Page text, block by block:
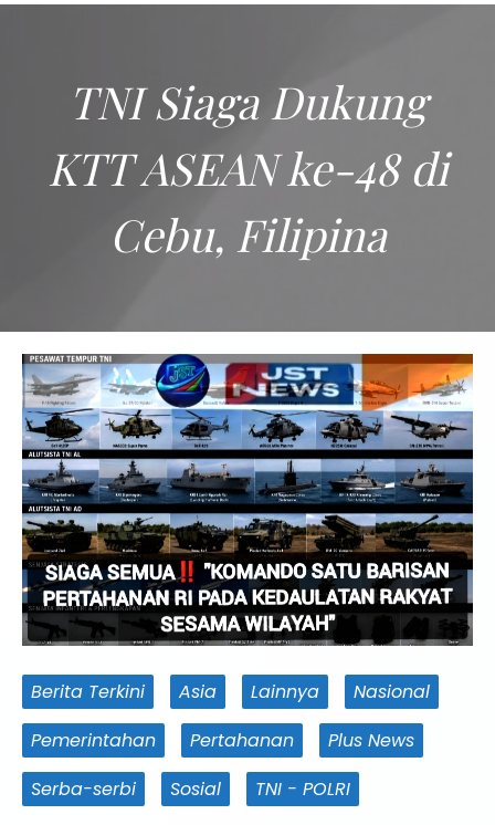
TNI Siaga Dukung
KTT ASEAN ke-48 di
Cebu, Filipina
Berita Terkini Asia Lainnya
Nasional
Pemerintahan
Pertahanan
Plus News
Serba-serbi
Sosial TNI - POLRI